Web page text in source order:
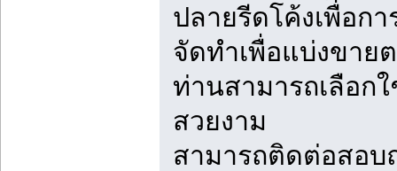
ปลายรีดโค้งเพื่อก
จัดทำเพื่อแบ่งขา
ท่านสามารถเลือก
สวยงาม
สามารถติดต่อสอบ